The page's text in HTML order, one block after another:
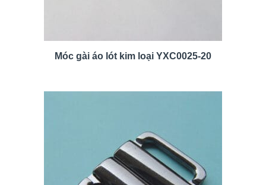
Móc gài áo lót kim loại YXC0025-20